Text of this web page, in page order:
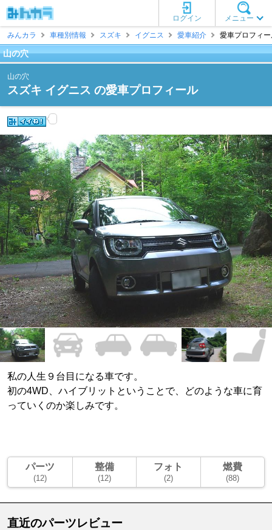
メニュー
ログイン
みんカラ
車種別情報 スズキ イグニス 愛車紹介 愛車プロフィ
山の穴
山の穴
スズキ イグニス の愛車プロフィール
私の人生９台目になる車です。
初の4WD、ハイブリットということで、どのような車に育
っていくのか楽しみです。
パーツ
(12)
整備
(12)
フォト
(2)
燃費
(88)
直近のパーツレビュー